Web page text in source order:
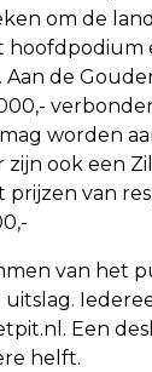
om de
hoofdpodium
de
worden
ook een
prijzen van
van het
Een
helft.